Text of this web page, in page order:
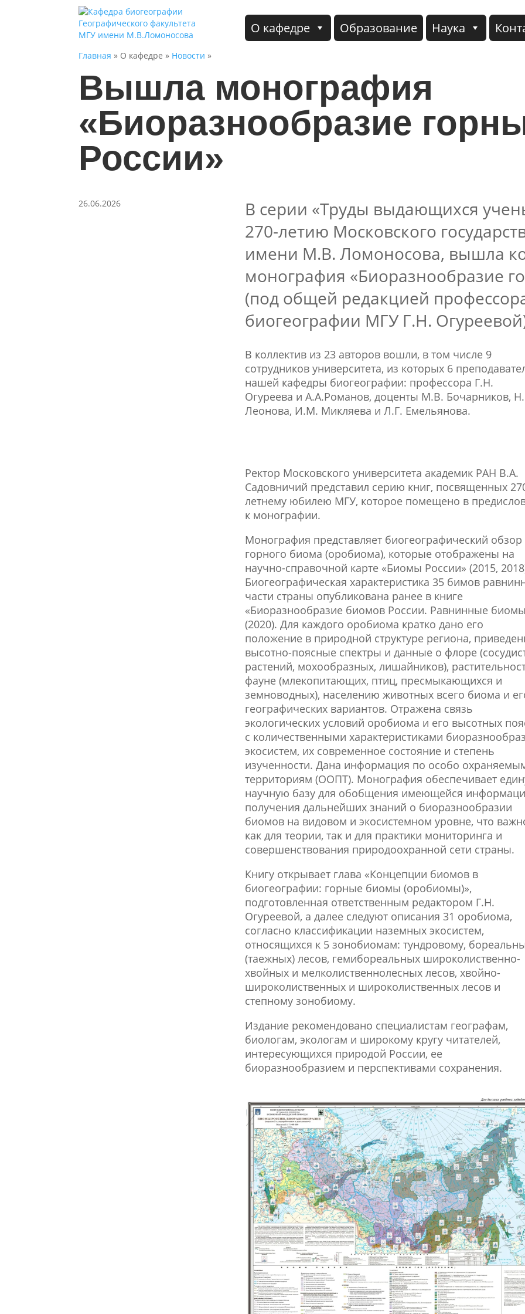
О кафедре Образование Наука
Главная » О кафедре » Новости »
Вышла монография
«Биоразнообразие
России»
26.06.2026
В серии «Труды выдающихся
270-летию Московского
имени М.В. Ломоносова, вышла
монография «Биоразнообразие
(под общей редакцией
биогеографии МГУ Г.Н.
В коллектив из 23 авторов вошли, в том числе 9
сотрудников университета, из которых 6
нашей кафедры биогеографии: профессора Г.Н.
Огуреева и А.А.Романов, доценты М.В. Бочарников,
Леонова, И.М. Микляева и Л.Г. Емельянова.
Ректор Московского университета академик РАН В.А.
Садовничий представил серию книг, посвященных
летнему юбилею МГУ, которое помещено в
к монографии.
Монография представляет биогеографический обзор
горного биома (оробиома), которые отображены на
научно-справочной карте «Биомы России» (2015,
Биогеографическая характеристика 35 бимов
части страны опубликована ранее в книге
«Биоразнообразие биомов России. Равнинные
(2020). Для каждого оробиома кратко дано его
положение в природной структуре региона,
высотно-поясные спектры и данные о флоре
растений, мохообразных, лишайников),
фауне (млекопитающих, птиц, пресмыкающихся и
земноводных), населению животных всего биома и
географических вариантов. Отражена связь
экологических условий оробиома и его высотных
с количественными характеристиками
экосистем, их современное состояние и степень
изученности. Дана информация по особо
территориям (ООПТ). Монография обеспечивает
научную базу для обобщения имеющейся
получения дальнейших знаний о биоразнообразии
биомов на видовом и экосистемном уровне, что
как для теории, так и для практики мониторинга и
совершенствования природоохранной сети страны.
Книгу открывает глава «Концепции биомов в
биогеографии: горные биомы (оробиомы)»,
подготовленная ответственным редактором Г.Н.
Огуреевой, а далее следуют описания 31 оробиома,
согласно классификации наземных экосистем,
относящихся к 5 зонобиомам: тундровому,
(таежных) лесов, гемибореальных широколиственно-
хвойных и мелколиственнолесных лесов, хвойно-
широколиственных и широколиственных лесов и
степному зонобиому.
Издание рекомендовано специалистам географам,
биологам, экологам и широкому кругу читателей,
интересующихся природой России, ее
биоразнообразием и перспективами сохранения.